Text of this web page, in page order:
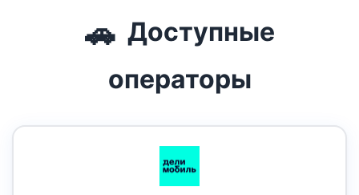
🚗 Доступные
операторы